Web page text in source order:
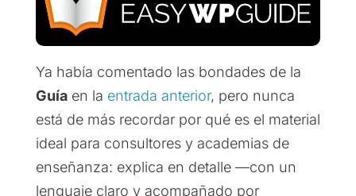
Ya había comentado las bondades de la
Guíaen la entrada anterior, pero nunca
está de más recordar por qué es el material
ideal para consultores y academias de
enseñanza: explica en detalle —con un
lenguaje claro y acompañado por